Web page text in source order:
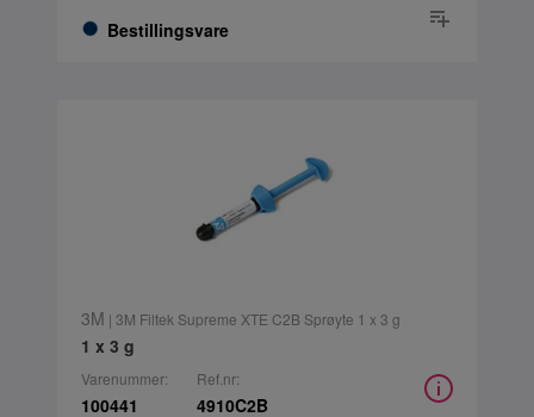
Bestillingsvare
3M | 3M Filtek Supreme XTE C2B Sprøyte 1 x 3 g
1 x 3 g
Varenummer:
100441
Ref.nr:
4910C2B